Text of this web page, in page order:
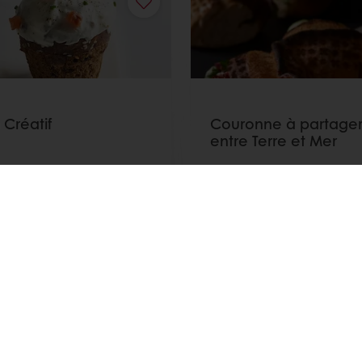
Créatif
Couronne à partager
entre Terre et Mer